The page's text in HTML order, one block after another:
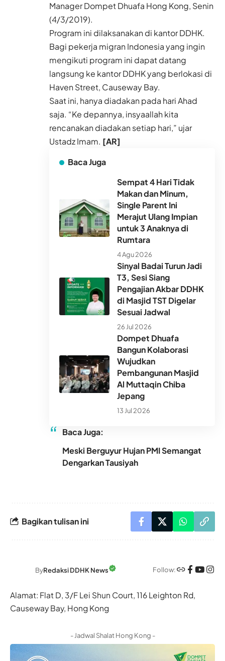
Manager Dompet Dhuafa Hong Kong, Senin
(4/3/2019).
Program ini dilaksanakan di kantor DDHK.
Bagi pekerja migran Indonesia yang ingin
mengikuti program ini dapat datang
langsung ke kantor DDHK yang berlokasi di
Haven Street, Causeway Bay.
Saat ini, hanya diadakan pada hari Ahad
saja. “Ke depannya, insyaallah kita
rencanakan diadakan setiap hari,” ujar
Ustadz Imam. [AR]
Baca Juga
Sempat 4 Hari Tidak
Makan dan Minum,
Single Parent Ini
Merajut Ulang Impian
untuk 3 Anaknya di
Rumtara
4 Agu 2026
Sinyal Badai Turun Jadi
T3, Sesi Siang
Pengajian Akbar DDHK
di Masjid TST Digelar
Sesuai Jadwal
26 Jul 2026
Dompet Dhuafa
Bangun Kolaborasi
Wujudkan
Pembangunan Masjid
Al Muttaqin Chiba
Jepang
13 Jul 2026
Baca Juga:
Meski Berguyur Hujan PMI Semangat
Dengarkan Tausiyah
Bagikan tulisan ini
ByRedaksi DDHK News Follow:
Alamat: Flat D, 3/F Lei Shun Court, 116 Leighton Rd,
Causeway Bay, Hong Kong
- Jadwal Shalat Hong Kong -